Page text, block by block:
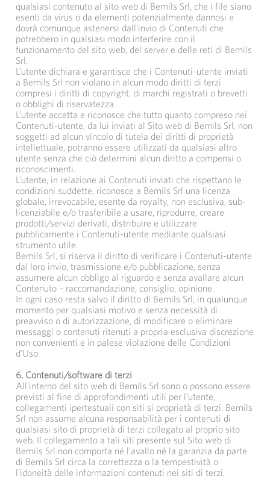
qualsiasi contenuto al sito web di Bemils Srl, che i file siano
esenti da virus o da elementi potenzialmente dannosi e
dovrà comunque astenersi dall’invio di Contenuti che
potrebbero in qualsiasi modo interferire con il
funzionamento del sito web, del server e delle reti di Bemils
Srl.
L’utente dichiara e garantisce che i Contenuti-utente inviati
a Bemils Srl non violano in alcun modo diritti di terzi
compresi i diritti di copyright, di marchi registrati o brevetti
o obblighi di riservatezza.
L’utente accetta e riconosce che tutto quanto compreso nei
Contenuti-utente, da lui inviati al Sito web di Bemils Srl, non
soggetti ad alcun vincolo di tutela dei diritti di proprietà
intellettuale, potranno essere utilizzati da qualsiasi altro
utente senza che ciò determini alcun diritto a compensi o
riconoscimenti.
L’utente, in relazione ai Contenuti inviati che rispettano le
condizioni suddette, riconosce a Bemils Srl una licenza
globale, irrevocabile, esente da royalty, non esclusiva, sub-
licenziabile e/o trasferibile a usare, riprodurre, creare
prodotti/servizi derivati, distribuire e utilizzare
pubblicamente i Contenuti-utente mediante qualsiasi
strumento utile.
Bemils Srl, si riserva il diritto di verificare i Contenuti-utente
dal loro invio, trasmissione e/o pubblicazione, senza
assumere alcun obbligo al riguardo e senza avallare alcun
Contenuto – raccomandazione, consiglio, opinione.
In ogni caso resta salvo il diritto di Bemils Srl, in qualunque
momento per qualsiasi motivo e senza necessità di
preavviso o di autorizzazione, di modificare o eliminare
messaggi o contenuti ritenuti a propria esclusiva discrezione
non convenienti e in palese violazione delle Condizioni
d’Uso.
6. Contenuti/software di terzi
All’interno del sito web di Bemils Srl sono o possono essere
previsti al fine di approfondimenti utili per l’utente,
collegamenti ipertestuali con siti si proprietà di terzi. Bemils
Srl non assume alcuna responsabilità per i contenuti di
qualsiasi sito di proprietà di terzi collegato al proprio sito
web. Il collegamento a tali siti presente sul Sito web di
Bemils Srl non comporta né l’avallo né la garanzia da parte
di Bemils Srl circa la correttezza o la tempestività o
l’idoneità delle informazioni contenuti nei siti di terzi.